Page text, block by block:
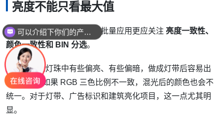
亮度不能只看最大值
亮度最大值只能作为参考。批量应用更应关注 亮度一致性、
颜色一致性和 BIN 分选。
如果同一批灯珠中有些偏亮、有些偏暗，做成灯带后容易出
现“花点”。如果 RGB 三色比例不一致，混光后的颜色也会不
统一。对于灯带、广告标识和建筑亮化项目，这一点尤其明
显。
你们是怎么收费的呢